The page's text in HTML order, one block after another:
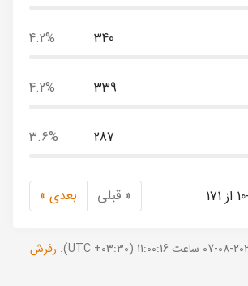
340
4.2%
339
4.2%
287
3.6%
« قبلی بعدی »
رفرش